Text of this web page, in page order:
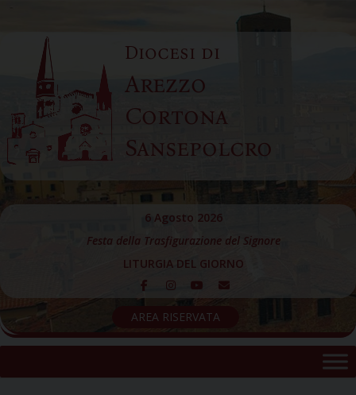
content
Diocesi di
Arezzo
Cortona
Sansepolcro
6 Agosto 2026
Festa della Trasfigurazione del Signore
LITURGIA DEL GIORNO
AREA RISERVATA